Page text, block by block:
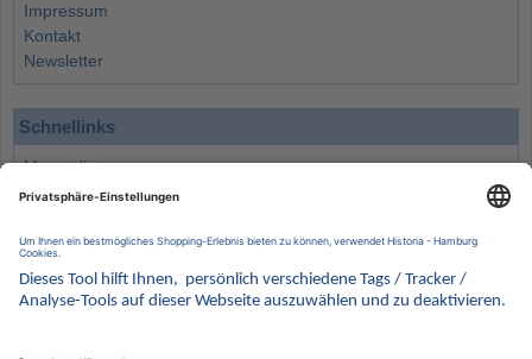
Impressum
Kontakt
Newsletter
Schnellinks
Monatsliste
Angebote
Wissenswertes
Kontakt